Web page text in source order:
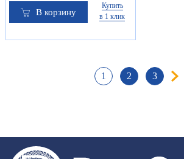
В корзину
Купить
в 1 клик
1 2 3